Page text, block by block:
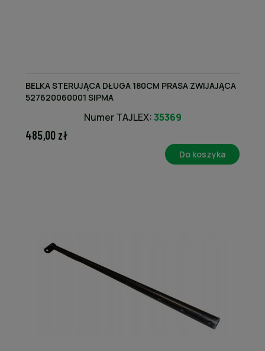
BELKA STERUJĄCA DŁUGA 180CM PRASA ZWIJAJĄCA
527620060001 SIPMA
Numer TAJLEX:35369
485,00 zł
Do koszyka